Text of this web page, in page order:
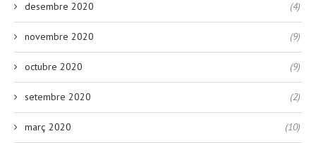
desembre 2020 (4)
novembre 2020 (9)
octubre 2020 (9)
setembre 2020 (2)
març 2020 (10)